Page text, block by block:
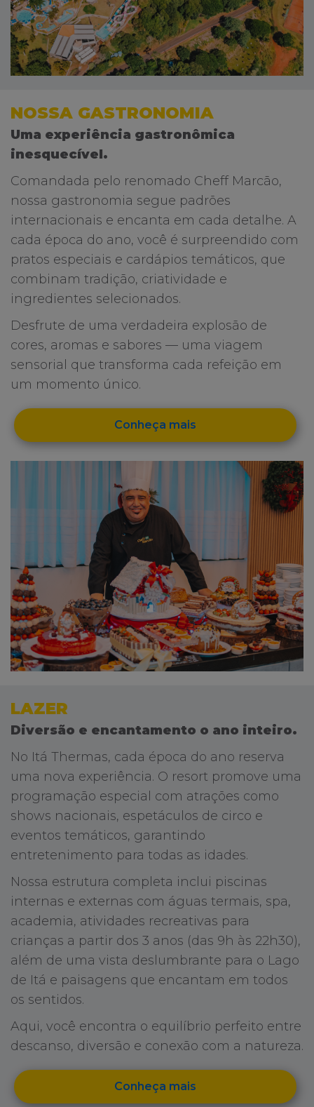
NOSSA GASTRONOMIA
Uma experiência gastronômica
inesquecível.
Comandada pelo renomado Cheff Marcão,
nossa gastronomia segue padrões
internacionais e encanta em cada detalhe. A
cada época do ano, você é surpreendido com
pratos especiais e cardápios temáticos, que
combinam tradição, criatividade e
ingredientes selecionados.
Desfrute de uma verdadeira explosão de
cores, aromas e sabores — uma viagem
sensorial que transforma cada refeição em
um momento único.
Conheça mais
LAZER
Diversão e encantamento o ano inteiro.
No Itá Thermas, cada época do ano reserva
uma nova experiência. O resort promove uma
programação especial com atrações como
shows nacionais, espetáculos de circo e
eventos temáticos, garantindo
entretenimento para todas as idades.
Nossa estrutura completa inclui piscinas
internas e externas com águas termais, spa,
academia, atividades recreativas para
crianças a partir dos 3 anos (das 9h às 22h30),
além de uma vista deslumbrante para o Lago
de Itá e paisagens que encantam em todos
os sentidos.
Aqui, você encontra o equilíbrio perfeito entre
descanso, diversão e conexão com a natureza.
Conheça mais